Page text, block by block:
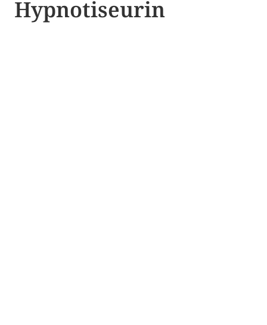
Hypnotiseurin